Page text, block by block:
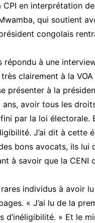
en interprétation
qui soutient
congolais
répondu à une
clairement à la
présenter à la
avoir tous les
par la loi électorale.
J’ai dit à cette
bons avocats, ils lui
à savoir que la CENI
individus à avoir lu
« J’ai lu de la
d’inéligibilité. » Et le